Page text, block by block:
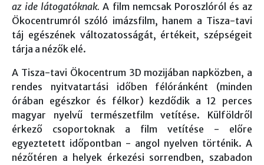
az ide látogatóknak. A film nemcsak Poroszlóról és az
Ökocentrumról szóló imázsfilm, hanem a Tisza-tavi
táj egészének változatosságát, értékeit, szépségeit
tárja a nézők elé.
A Tisza-tavi Ökocentrum 3D mozijában napközben, a
rendes nyitvatartási időben félóránként (minden
órában egészkor és félkor) kezdődik a 12 perces
magyar nyelvű természetfilm vetítése. Külföldről
érkező csoportoknak a film vetítése - előre
egyeztetett időpontban - angol nyelven történik. A
nézőtéren a helyek érkezési sorrendben, szabadon